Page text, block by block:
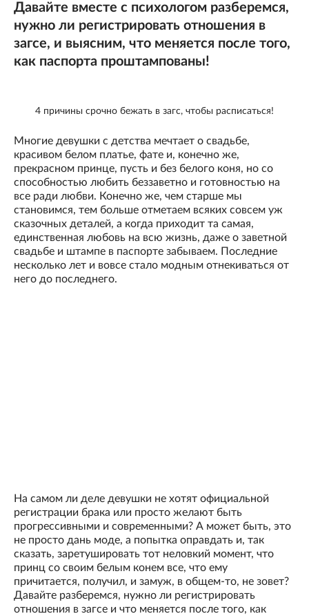
Давайте вместе с психологом разберемся,
нужно ли регистрировать отношения в
загсе, и выясним, что меняется после того,
как паспорта проштампованы!
4 причины срочно бежать в загс, чтобы расписаться!
Многие девушки с детства мечтает о свадьбе,
красивом белом платье, фате и, конечно же,
прекрасном принце, пусть и без белого коня, но со
способностью любить беззаветно и готовностью на
все ради любви. Конечно же, чем старше мы
становимся, тем больше отметаем всяких совсем уж
сказочных деталей, а когда приходит та самая,
единственная любовь на всю жизнь, даже о заветной
свадьбе и штампе в паспорте забываем. Последние
несколько лет и вовсе стало модным отнекиваться от
него до последнего.
На самом ли деле девушки не хотят официальной
регистрации брака или просто желают быть
прогрессивными и современными? А может быть, это
не просто дань моде, а попытка оправдать и, так
сказать, заретушировать тот неловкий момент, что
принц со своим белым конем все, что ему
причитается, получил, и замуж, в общем-то, не зовет?
Давайте разберемся, нужно ли регистрировать
отношения в загсе и что меняется после того, как